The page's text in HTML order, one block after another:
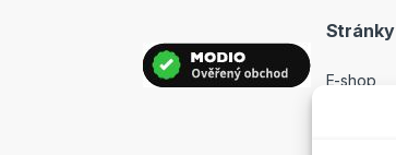
Stránky
E-shop